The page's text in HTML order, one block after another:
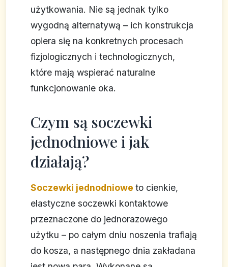
użytkowania. Nie są jednak tylko
wygodną alternatywą – ich konstrukcja
opiera się na konkretnych procesach
fizjologicznych i technologicznych,
które mają wspierać naturalne
funkcjonowanie oka.
Czym są soczewki
jednodniowe i jak
działają?
Soczewki jednodniowe to cienkie,
elastyczne soczewki kontaktowe
przeznaczone do jednorazowego
użytku – po całym dniu noszenia trafiają
do kosza, a następnego dnia zakładana